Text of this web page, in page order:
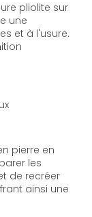
pliolite sur
une
et à l'usure.
pierre en
les
de recréer
ainsi une